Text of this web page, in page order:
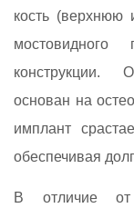
кость (верхнюю
конструкции.
основан на
имплант
обеспечивая
В отличие